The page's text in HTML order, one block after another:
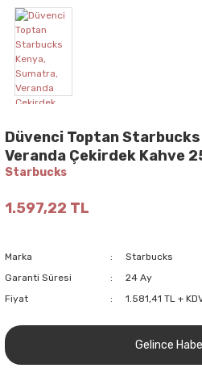
Düvenci Toptan
Veranda Çekirdek Kahve
Starbucks
1.597,22 TL
Marka
Starbucks
Garanti Süresi
24 Ay
Fiyat
1.581,41 TL +
Gelince